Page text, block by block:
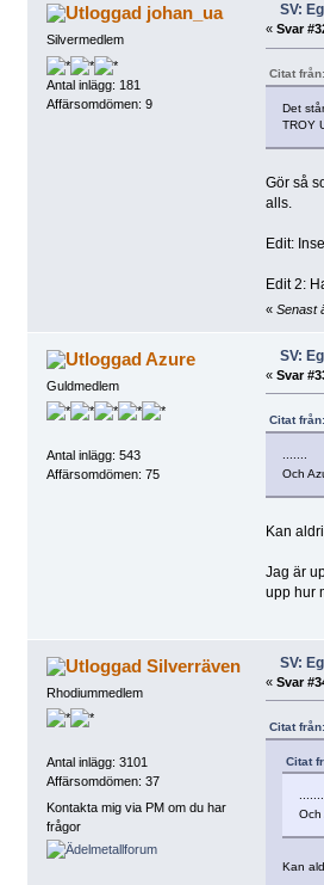
johan_ua
Silvermedlem
Antal inlägg: 181
Affärsomdömen: 9
SV:
« Svar
Citat
Det
TROY
Gör så
alls.
Edit:
Edit 2:
« Senast
Azure
Guldmedlem
Antal inlägg: 543
Affärsomdömen: 75
SV:
« Svar
Citat
Och
Kan
Jag är
upp hur
Silverräven
Rhodiummedlem
Antal inlägg: 3101
Affärsomdömen: 37
Kontakta mig via PM om du har
frågor
SV:
« Svar
Citat
Citat
Och
Kan